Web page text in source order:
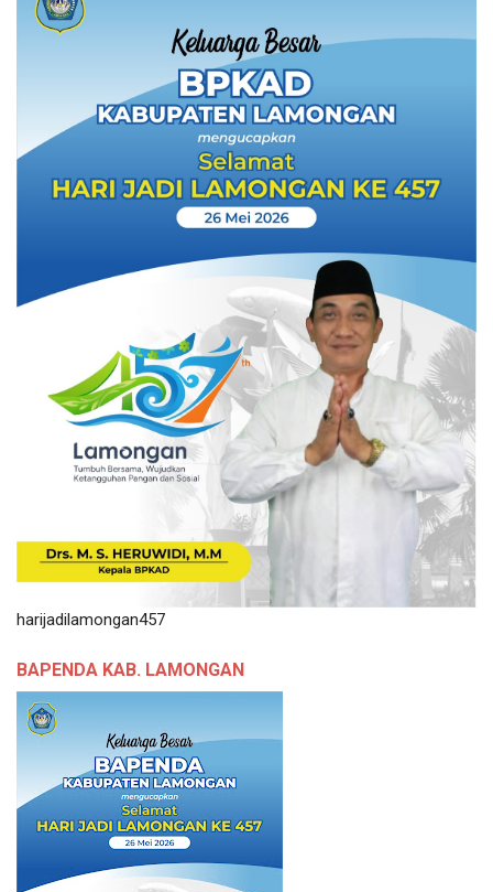
harijadilamongan457
BAPENDA KAB. LAMONGAN